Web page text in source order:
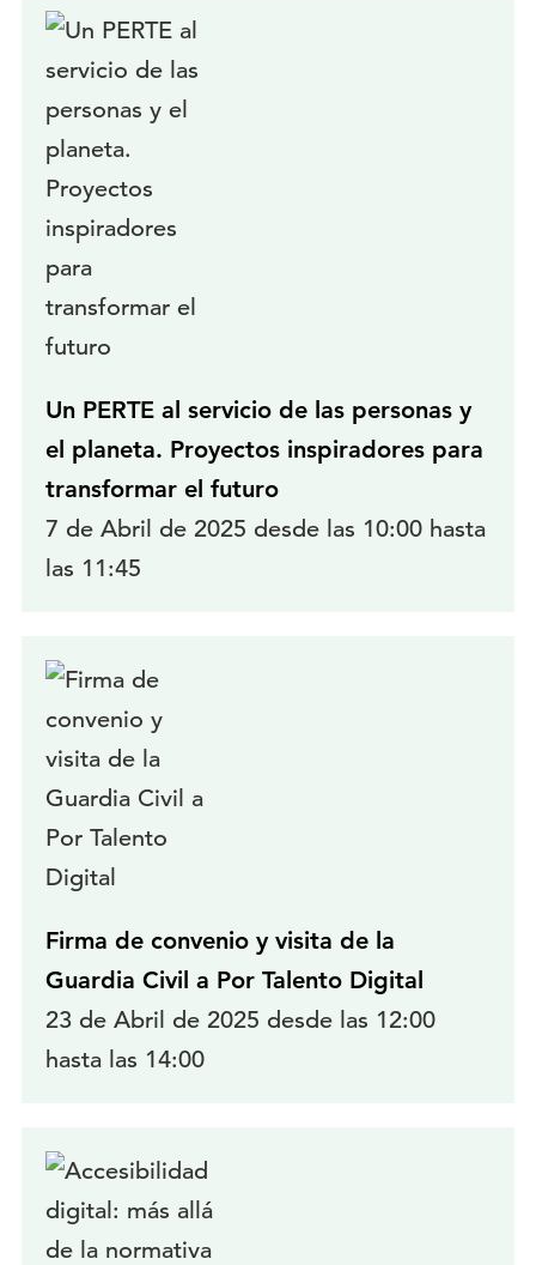
Un PERTE al servicio de las personas y
el planeta. Proyectos inspiradores para
transformar el futuro
7 de Abril de 2025 desde las 10:00 hasta
las 11:45
Firma de convenio y visita de la
Guardia Civil a Por Talento Digital
23 de Abril de 2025 desde las 12:00
hasta las 14:00